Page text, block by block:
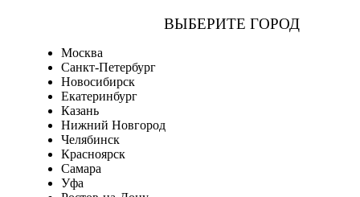
ВЫБЕРИТЕ ГОРОД
Москва
Санкт-Петербург
Новосибирск
Екатеринбург
Казань
Нижний Новгород
Челябинск
Красноярск
Самара
Уфа